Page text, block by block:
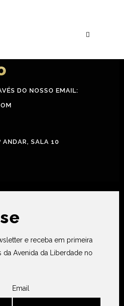
DO NOSSO EMAIL:
SALA 10
e receba em primeira
da Avenida da Liberdade no
Email